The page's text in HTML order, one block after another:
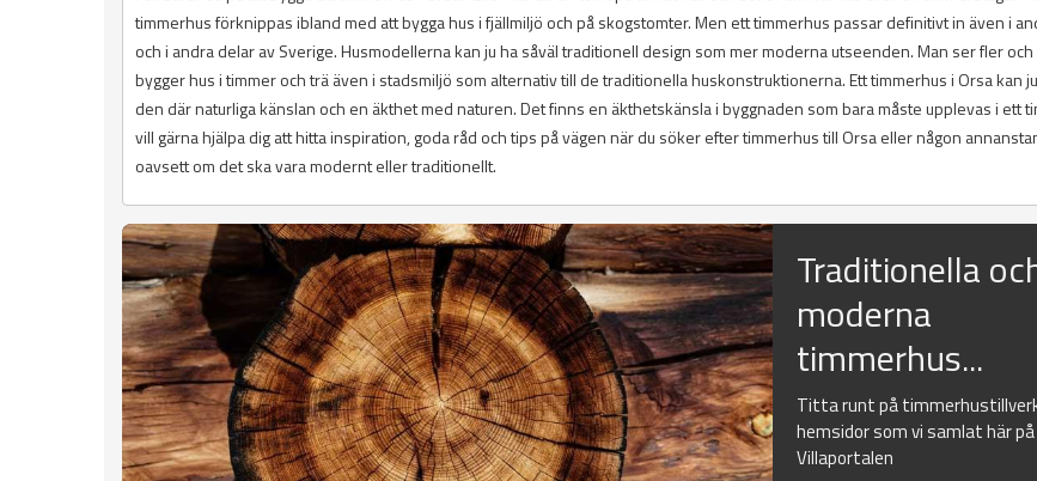
timmerhus förknippas ibland med att bygga hus i fjällmiljö och på skogstomter. Men ett timmerhus passar definitivt in även i
och i andra delar av Sverige. Husmodellerna kan ju ha såväl traditionell design som mer moderna utseenden. Man ser fler
bygger hus i timmer och trä även i stadsmiljö som alternativ till de traditionella huskonstruktionerna. Ett timmerhus i Orsa kan
den där naturliga känslan och en äkthet med naturen. Det finns en äkthetskänsla i byggnaden som bara måste upplevas i ett
vill gärna hjälpa dig att hitta inspiration, goda råd och tips på vägen när du söker efter timmerhus till Orsa eller någon
oavsett om det ska vara modernt eller traditionellt.
Traditionella
moderna
timmerhus...
Titta runt på
hemsidor som vi samlat här på
Villaportalen